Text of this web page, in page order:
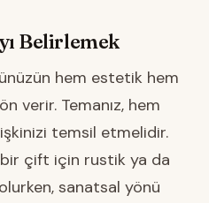
Belirlemek
hem estetik hem
verir. Temanız, hem
temsil etmelidir.
çift için rustik ya da
sanatsal yönü